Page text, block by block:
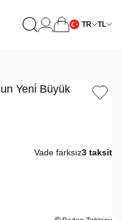
TR TL
Yeni̇ Büyük
Vade farksız3 taksit